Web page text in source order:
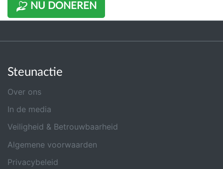
NU DONEREN
Steunactie
Over ons
In de media
Veiligheid & Betrouwbaarheid
Algemene voorwaarden
Privacybeleid